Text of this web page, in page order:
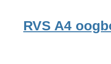
RVS A4